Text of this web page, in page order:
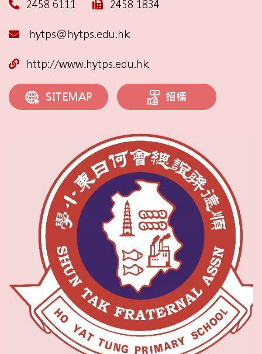
2458 6111 2458 1834
hytps@hytps.edu.hk
http://www.hytps.edu.hk
SITEMAP 招標